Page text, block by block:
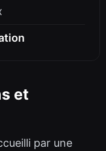
et
par une